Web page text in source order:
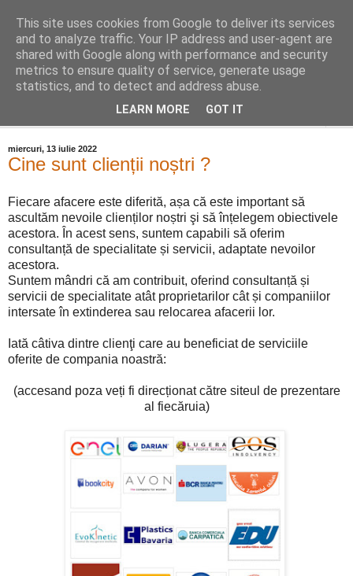
Distinct Imobiliare
Adrian Cocis 0742 129 909 ; Vasile Baciu 0768 440 185
miercuri, 13 iulie 2022
Cine sunt clienții noștri ?
Fiecare afacere este diferită, așa că este important să
ascultăm nevoile clienților noștri şi să înțelegem obiectivele
acestora. În acest sens, suntem capabili să oferim
consultanță de specialitate și servicii, adaptate nevoilor
acestora.
Suntem mândri că am contribuit, oferind consultanță și
servicii de specialitate atât proprietarilor cât și companiilor
intersate în extinderea sau relocarea afacerii lor.
Iată câtiva dintre clienţi care au beneficiat de serviciile
oferite de compania noastră:
(accesand poza veți fi direcționat către siteul de prezentare
al fiecăruia)
This site uses cookies from Google to deliver its services
and to analyze traffic. Your IP address and user-agent are
shared with Google along with performance and security
metrics to ensure quality of service, generate usage
statistics, and to detect and address abuse.
LEARN MORE GOT IT